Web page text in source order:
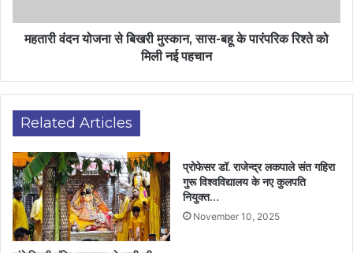
महतारी वंदन योजना से बिखरी मुस्कान, सास-बहू के पारंपरिक रिश्ते को
मिली नई पहचान
Related Articles
प्रोफेसर डॉ. राजेन्द्र लकपाले संत गहिरा
गुरू विश्वविद्यालय के नए कुलपति
नियुक्त…
November 10, 2025